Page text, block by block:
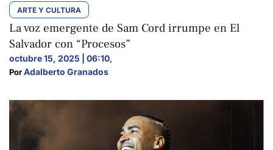
ARTE Y CULTURA
La voz emergente de Sam Cord irrumpe en El
Salvador con “Procesos”
octubre 15, 2025 | 06:10,
Por Adalberto Granados